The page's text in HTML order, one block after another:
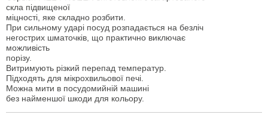
скла підвищеної
міцності, яке складно розбити.
При сильному ударі посуд розпадається на безліч
негострих шматочків, що практично виключає
можливість
порізу.
Витримують різкий перепад температур.
Підходять для мікрохвильової печі.
Можна мити в посудомийній машині
без найменшої шкоди для кольору.